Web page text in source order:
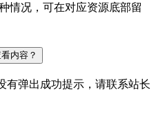
情况，可在对应资源底部留
内容？
有弹出成功提示，请联系站长